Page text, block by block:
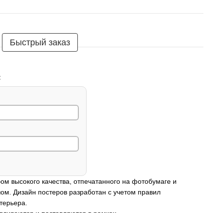
Быстрый заказ
высокого качества, отпечатанного на фотобумаге и
Дизайн постеров разработан с учетом правил